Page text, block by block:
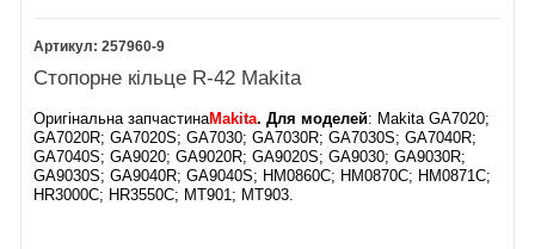
257960-9
Стопорне кільце R-42 Makita
Оригінальна запчастинаMakita. Для моделей: Makita GA7020;
GA7020R; GA7020S; GA7030; GA7030R; GA7030S; GA7040R;
GA7040S; GA9020; GA9020R; GA9020S; GA9030; GA9030R;
GA9030S; GA9040R; GA9040S; HM0860C; HM0870C; HM0871C;
HR3000C; HR3550C; MT901; MT903.